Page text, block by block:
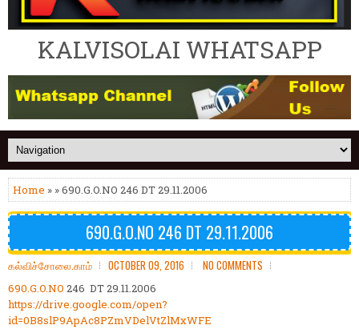
KALVISOLAI WHATSAPP
Home » » 690.G.O.NO 246 DT 29.11.2006
690.G.O.NO 246 DT 29.11.2006
கல்விச்சோலை.காம் OCTOBER 09, 2016 NO COMMENTS
690.G.O.NO 246 DT 29.11.2006
https://drive.google.com/open?
id=0B8slP9ApAc8PZmVDelVtZlMxWFE